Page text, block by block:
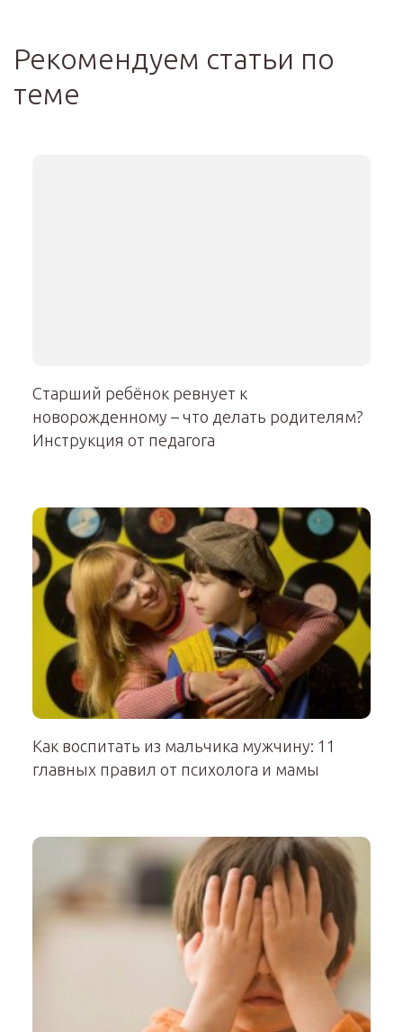
Рекомендуем статьи по
теме
Старший ребёнок ревнует к
новорожденному – что делать родителям?
Инструкция от педагога
Как воспитать из мальчика мужчину: 11
главных правил от психолога и мамы